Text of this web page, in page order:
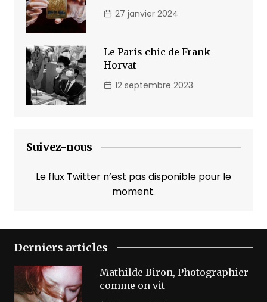
27 janvier 2024
Le Paris chic de Frank
Horvat
12 septembre 2023
Suivez-nous
Le flux Twitter n’est pas disponible pour le
moment.
Derniers articles
Mathilde Biron, Photographier
comme on vit